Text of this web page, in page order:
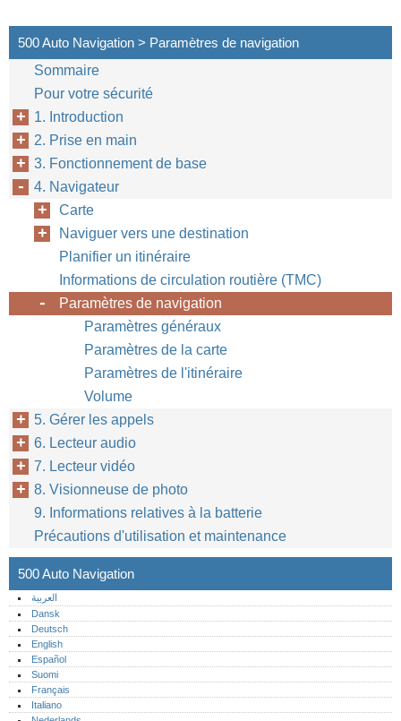
500 Auto Navigation > Paramètres de navigation
Sommaire
Pour votre sécurité
1. Introduction
2. Prise en main
3. Fonctionnement de base
4. Navigateur
Carte
Naviguer vers une destination
Planifier un itinéraire
Informations de circulation routière (TMC)
Paramètres de navigation
Paramètres généraux
Paramètres de la carte
Paramètres de l'itinéraire
Volume
5. Gérer les appels
6. Lecteur audio
7. Lecteur vidéo
8. Visionneuse de photo
9. Informations relatives à la batterie
Précautions d'utilisation et maintenance
500 Auto Navigation
العربية
Dansk
Deutsch
English
Español
Suomi
Français
Italiano